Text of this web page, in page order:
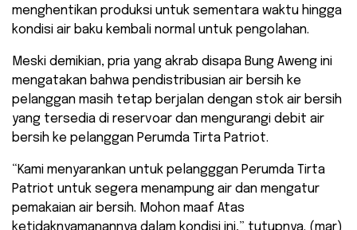
menghentikan produksi untuk sementara waktu hingga
kondisi air baku kembali normal untuk pengolahan.
Meski demikian, pria yang akrab disapa Bung Aweng ini
mengatakan bahwa pendistribusian air bersih ke
pelanggan masih tetap berjalan dengan stok air bersih
yang tersedia di reservoar dan mengurangi debit air
bersih ke pelanggan Perumda Tirta Patriot.
“Kami menyarankan untuk pelangggan Perumda Tirta
Patriot untuk segera menampung air dan mengatur
pemakaian air bersih. Mohon maaf Atas